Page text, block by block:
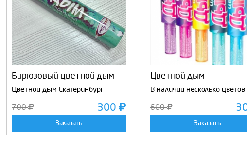
Бирюзовый цветной дым
Цветной дым Екатеринбург
700 300
Заказать
Цветной дым
В наличии несколько цветов
600
Заказать